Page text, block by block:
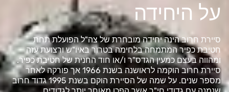
על היחידה
סיירת חרוב הינה יחידה מובחרת של צה"ל הפועלת תחת
חטיבת כפיר המתמחה בלחימה בטרור באיו"ש ורצועת עזה
ומהווה בעצם כמעין הגדס"ר ו/או חוד החנית של חטיבת כפיר.
סיירת חרוב הוקמה לראושנה בשנת 1966 אך פורקה לאחר
מספר שנים. על שמה של הסיירת הוקם בשנת 1995 גדוד חרוב